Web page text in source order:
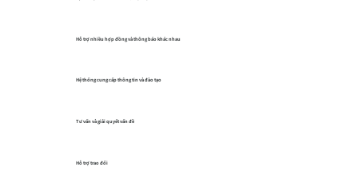
Hỗ trợ nhiều hợp đồng và thông báo khác nhau
Hệ thống cung cấp thông tin và đào tạo
Tư vấn và giải quyết vấn đề
Hỗ trợ trao đổi